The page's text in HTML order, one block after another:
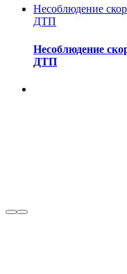
Несоблюдение
ДТП
Несоблюдение
ДТП